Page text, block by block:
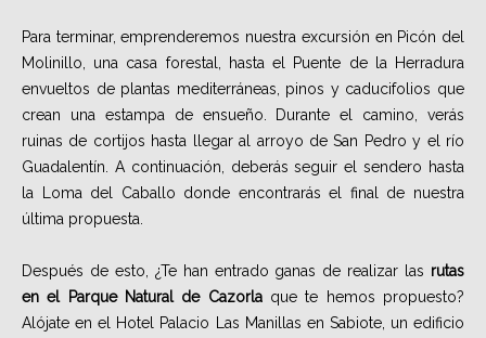
Para terminar, emprenderemos nuestra excursión en Picón del
Molinillo, una casa forestal, hasta el Puente de la Herradura
envueltos de plantas mediterráneas, pinos y caducifolios que
crean una estampa de ensueño. Durante el camino, verás
ruinas de cortijos hasta llegar al arroyo de San Pedro y el río
Guadalentín. A continuación, deberás seguir el sendero hasta
la Loma del Caballo donde encontrarás el final de nuestra
última propuesta.
Después de esto, ¿Te han entrado ganas de realizar las rutas
en el Parque Natural de Cazorlaque te hemos propuesto?
Alójate en el Hotel Palacio Las Manillas en Sabiote, un edificio